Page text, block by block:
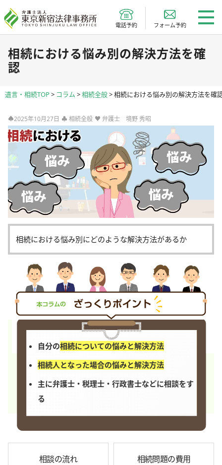
電話予約 フォーム予約
相続における悩み別の解決方法を確
認
遺言・相続TOP> コラム >相続全般>相続における悩み別の解決方法を確
♠2025年10月27日 ♣ 相続全般 ♥ 弁護士 境野 秀昭
相続における悩み別にどのような解決方法があるか
自分の相続についての悩みと解決方法
相続人となった場合の悩みと解決方法
主に弁護士・税理士・行政書士などに相談をす
る
相談の流れ 相続問題の費用